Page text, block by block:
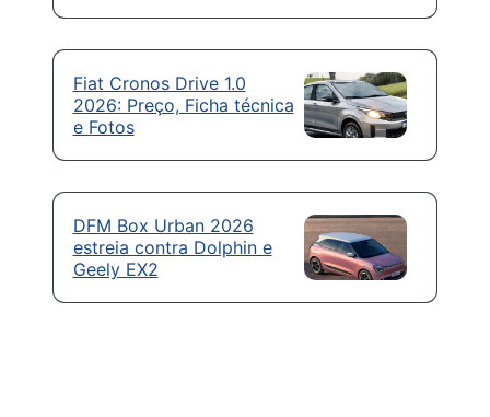
Fiat Cronos Drive 1.0
2026: Preço, Ficha técnica
e Fotos
DFM Box Urban 2026
estreia contra Dolphin e
Geely EX2